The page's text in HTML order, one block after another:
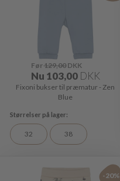
Før129,00DKK
Nu 103,00 DKK
Fixoni bukser til præmatur - Zen
Blue
32 38
-20%